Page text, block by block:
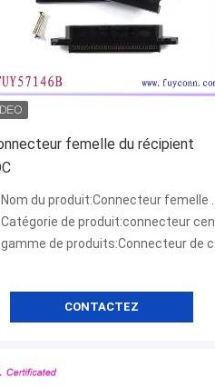
femelle du récipient
Nom du produit:Connecteur femelle d'IDC
Catégorie de produit:connecteur centronic
gamme de produits:Connecteur de champion
CONTACTEZ